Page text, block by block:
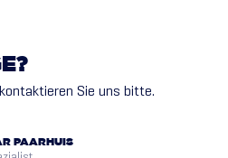
Sie uns bitte.
PAARHUIS